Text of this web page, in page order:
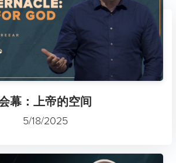
幕：上帝的空间
5/18/2025